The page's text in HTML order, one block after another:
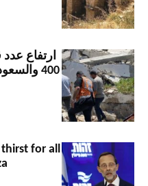
ارتفاع
400 والسعودية ترفض استقبال الجرحى
for all